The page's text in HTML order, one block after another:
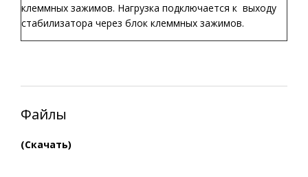
клеммных зажимов. Нагрузка подключается к выходу
стабилизатора через блок клеммных зажимов.
Файлы
(Скачать)